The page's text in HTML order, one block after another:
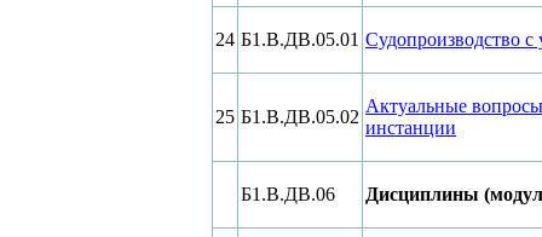
24 Б1.В.ДВ.05.01 Судопроизводство с
25 Б1.В.ДВ.05.02
Актуальные
инстанции
Б1.В.ДВ.06 Дисциплины